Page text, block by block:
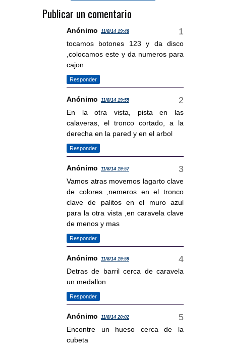
Publicar un comentario
Anónimo 11/8/14 19:48
tocamos botones 123 y da disco
,colocamos este y da numeros para
cajon
Responder
Anónimo 11/8/14 19:55
En la otra vista, pista en las
calaveras, el tronco cortado, a la
derecha en la pared y en el arbol
Responder
Anónimo 11/8/14 19:57
Vamos atras movemos lagarto clave
de colores ,nemeros en el tronco
clave de palitos en el muro azul
para la otra vista ,en caravela clave
de menos y mas
Responder
Anónimo 11/8/14 19:59
Detras de barril cerca de caravela
un medallon
Responder
Anónimo 11/8/14 20:02
Encontre un hueso cerca de la
cubeta